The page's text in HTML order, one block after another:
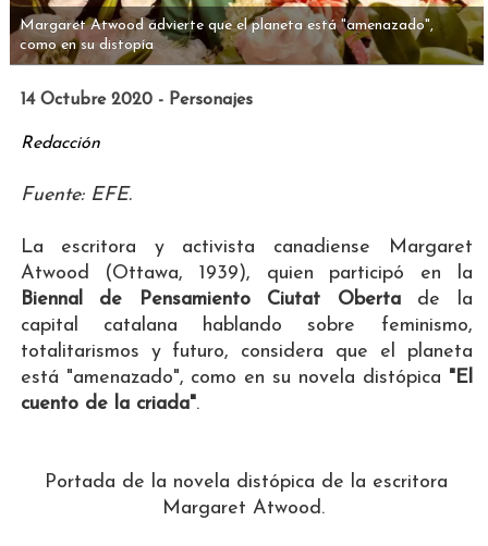
Margaret Atwood advierte que el planeta está "amenazado",
como en su distopía
14 Octubre 2020 - Personajes
Redacción
Fuente: EFE.
La escritora y activista canadiense Margaret
Atwood (Ottawa, 1939), quien participó en la
Biennal de Pensamiento Ciutat Obertade la
capital catalana hablando sobre feminismo,
totalitarismos y futuro, considera que el planeta
está "amenazado", como en su novela distópica "El
cuento de la criada".
Portada de la novela distópica de la escritora
Margaret Atwood.